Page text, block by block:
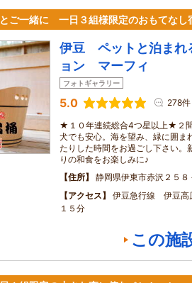
ご一緒に 一日３組様限定のおもてなし
伊豆 ペットと泊ま
ョン マーフィ
フォトギャラリー
5.0 278件
★１０年連続総合4つ星以上★２
犬でも安心。海を望み、緑に囲ま
たりした時間をお過ごし下さい。
りの和食をお楽しみに♪
住所
静岡県伊東市赤沢２５８
アクセス
伊豆急行線 伊豆
１５分
この施